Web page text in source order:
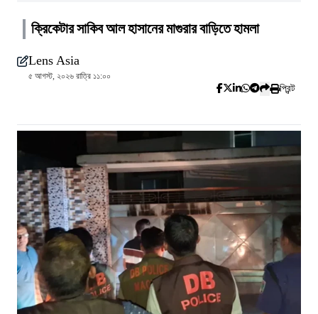
ক্রিকেটার সাকিব আল হাসানের মাগুরার বাড়িতে হামলা
Lens Asia
৫ আগস্ট, ২০২৬ রাত্রি ১১:০০
প্রিন্ট